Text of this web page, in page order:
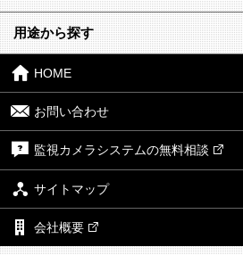
用途から探す
HOME
お問い合わせ
監視カメラシステムの無料相談
サイトマップ
会社概要